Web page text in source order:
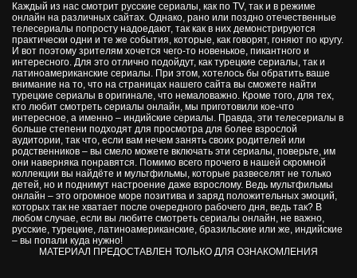
Каждый из нас смотрит русские сериалы, как по TV, так и в режиме
онлайн на различных сайтах. Однако, рано или поздно отечественные
телесериалы попросту надоедают, так как в них демонстрируются
практически одни и те же события, которые, как говорят, гоняют по кругу.
И вот поэтому зрителям хочется чего-то новенькое, пикантного и
интересного. Для это отлично подойдут, как турецкие сериалы, так и
латиноамериканские сериалы. При этом, хотелось бы обратить ваше
внимание на то, что на страницах нашего сайта вы сможете найти
турецкие сериалы в оригинале, что немаловажно. Кроме того, для тех,
кто любит смотреть сериалы онлайн, мы приготовили кое-что
интересное, а именно – индийские сериалы. Правда, эти телесериалы в
больше степени подходят для просмотра для более взрослой
аудитории, так что, если вам нечем занять своих родителей или
родственников – вы смело можете включать эти сериалы, поверьте, им
они наверняка понравятся. Помимо всего прочего в нашей скромной
коллекции вы найдёте и мультфильмы, которые развеселят не только
детей, но и поднимут настроение даже взрослому. Ведь мультфильмы
онлайн – это огромное море позитива и заряд положительных эмоций,
которых так не хватает после очередного рабочего дня, ведь так? В
любом случае, если вы любите смотреть сериалы онлайн, не важно,
русские, турецкие, латиноамериканские, бразильские или же, индийские
– вы попали куда нужно!
МАТЕРИАЛ ПРЕДОСТАВЛЕН ТОЛЬКО ДЛЯ ОЗНАКОМЛЕНИЯ